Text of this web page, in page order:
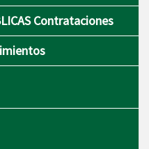
Contrataciones